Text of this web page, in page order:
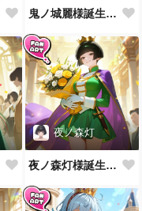
鬼ノ城麗様誕生祝！
夜ノ森灯
夜ノ森灯様誕生祝！